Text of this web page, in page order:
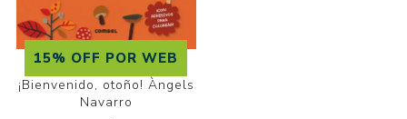
15% OFF POR WEB
¡Bienvenido, otoño! Àngels
Navarro